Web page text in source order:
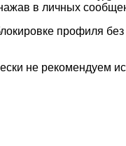
в личных
профиля
не рекомендуем